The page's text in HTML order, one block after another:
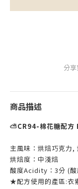
分享
商品描述
⛅CR94-棉花糖配
主風味：烘焙巧克力,
烘焙度：中淺焙
酸度Acidity：3分 (酸
★配方使用的產區:衣